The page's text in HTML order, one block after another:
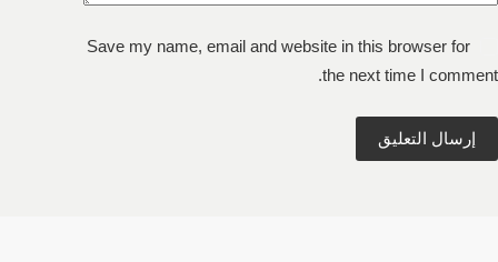
Save my name, email and website in this browser for
the next time I comment.
إرسال التعليق